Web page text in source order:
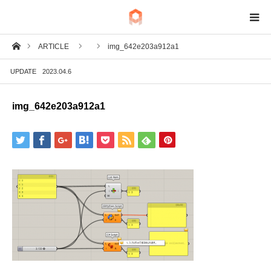
ホームARTICLE img_642e203a912a1
UPDATE 2023.04.6
img_642e203a912a1
BIM
IoT